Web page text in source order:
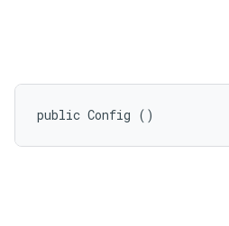
public Config ()